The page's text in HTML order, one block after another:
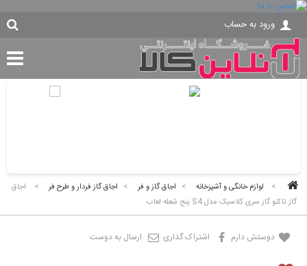
ورود به حساب
> لوازم خانگی و آشپزخانه > اجاق گاز و فر > اجاق گاز فردار و طرح فر >
اجاق
گاز تاکنو گاز سری کلاسیک مدل S4 پنج شعله لعاب
دوستش دارم اشتراک گذاری ارسال به دوست